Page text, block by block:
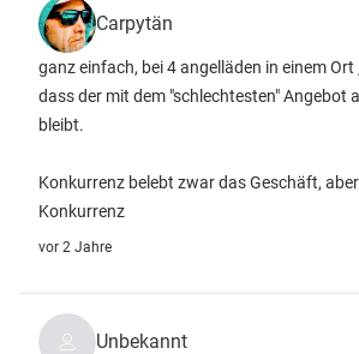
Carpytän
ganz einfach, bei 4 angelläden in einem Ort
dass der mit dem "schlechtesten" Angebot
bleibt.
Konkurrenz belebt zwar das Geschäft,
Konkurrenz
vor 2 Jahre
Unbekannt